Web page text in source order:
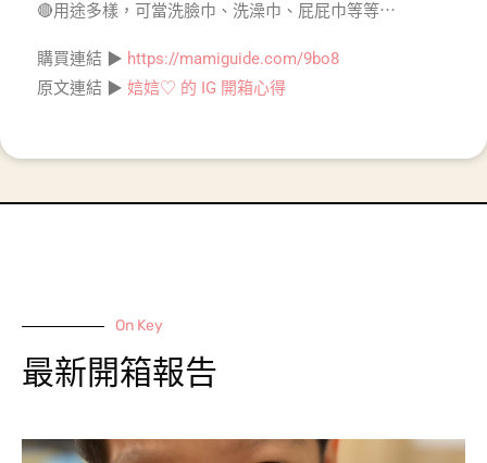
🔴用途多樣，可當洗臉巾、洗澡巾、屁屁巾等等⋯
購買連結 ▶ https://mamiguide.com/9bo8
原文連結 ▶ 娮娮♡ 的 IG 開箱心得
On Key
最新開箱報告